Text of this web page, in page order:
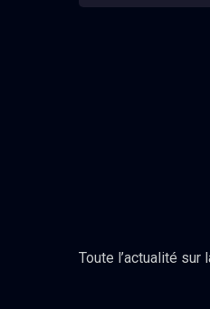
Toute l’actualité